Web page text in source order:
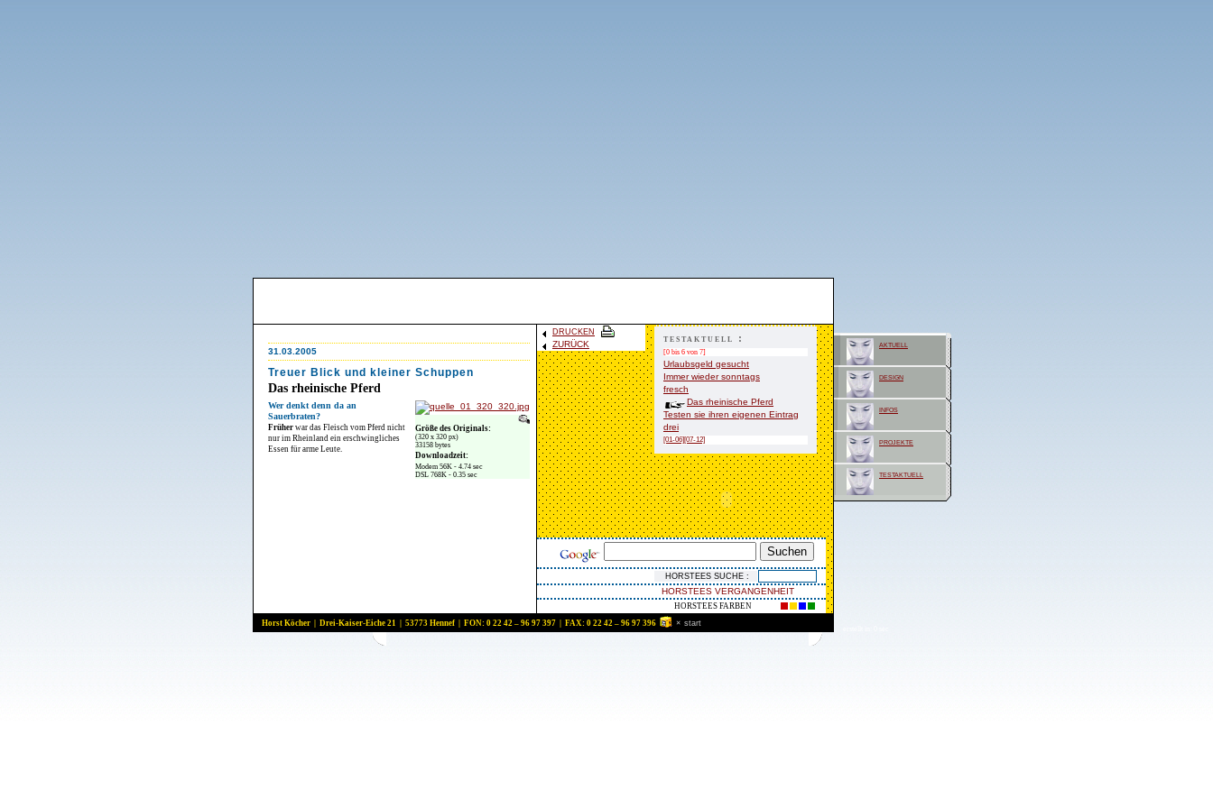
31.03.2005
Treuer Blick und kleiner Schuppen
Das rheinische Pferd
Größe des Originals:
(320 x 320 px)
33158 bytes
Downloadzeit:
Modem 56K - 4.74 sec
DSL 768K - 0.35 sec
Wer denkt denn da an
Sauerbraten?
Früher war das Fleisch vom Pferd nicht
nur im Rheinland ein erschwingliches
Essen für arme Leute.
DRUCKEN
ZURÜCK testaktuell :
[0 bis 6 von 7]
Urlaubsgeld gesucht
Immer wieder sonntags
fresch
Das rheinische Pferd
Testen sie ihren eigenen Eintrag
drei
[01-06] [07-12]
HORSTEES VERGANGENHEIT
HORSTEES FARBEN
aktuell
design
infos
projekte
testaktuell
Horst Köcher | Drei-Kaiser-Eiche 21 | 53773 Hennef | FON: 0 22 42 – 96 97 397 | FAX: 0 22 42 – 96 97 396 × start